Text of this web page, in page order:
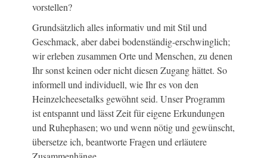
vorstellen?
Grundsätzlich alles informativ und mit Stil und
Geschmack, aber dabei bodenständig-erschwinglich;
wir erleben zusammen Orte und Menschen, zu denen
Ihr sonst keinen oder nicht diesen Zugang hättet. So
informell und individuell, wie Ihr es von den
Heinzelcheesetalks gewöhnt seid. Unser Programm
ist entspannt und lässt Zeit für eigene Erkundungen
und Ruhephasen; wo und wenn nötig und gewünscht,
übersetze ich, beantworte Fragen und erläutere